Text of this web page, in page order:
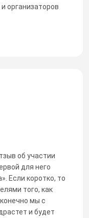
организаторов
об участии
для него
Если коротко, то
того, как
мы с
и будет